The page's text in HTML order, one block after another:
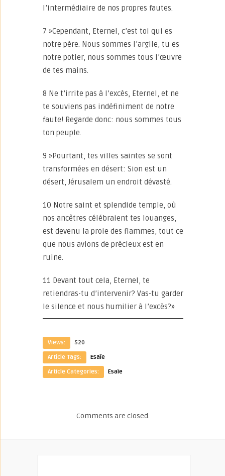
l’intermédiaire de nos propres fautes.
7 »Cependant, Eternel, c’est toi qui es
notre père. Nous sommes l’argile, tu es
notre potier, nous sommes tous l’œuvre
de tes mains.
8 Ne t’irrite pas à l’excès, Eternel, et ne
te souviens pas indéfiniment de notre
faute! Regarde donc: nous sommes tous
ton peuple.
9 »Pourtant, tes villes saintes se sont
transformées en désert: Sion est un
désert, Jérusalem un endroit dévasté.
10 Notre saint et splendide temple, où
nos ancêtres célébraient tes louanges,
est devenu la proie des flammes, tout ce
que nous avions de précieux est en
ruine.
11 Devant tout cela, Eternel, te
retiendras-tu d’intervenir? Vas-tu garder
le silence et nous humilier à l’excès?»
Views:
520
Article Tags:
Esaïe
Article Categories:
Esaïe
Comments are closed.